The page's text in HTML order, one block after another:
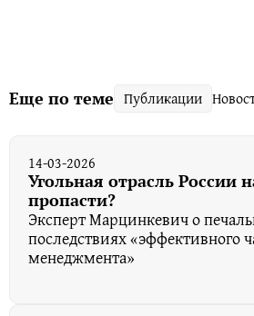
Еще по теме Публикации
14-03-2026
Угольная отрасль России
пропасти?
Эксперт Марцинкевич о
последствиях «эффективного
менеджмента»